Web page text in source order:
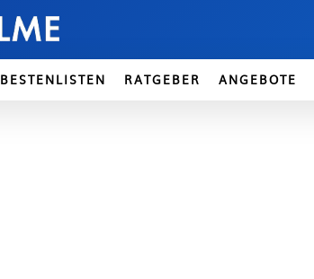
BESTENLISTEN RATGEBER ANGEBOTE